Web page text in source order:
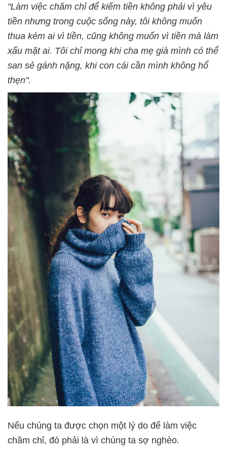
"Làm việc chăm chỉ để kiếm tiền không phải vì yêu
tiền nhưng trong cuộc sống này, tôi không muốn
thua kém ai vì tiền, cũng không muốn vì tiền mà làm
xấu mặt ai. Tôi chỉ mong khi cha mẹ già mình có thể
san sẻ gánh nặng, khi con cái cần mình không hổ
thẹn".
Nếu chúng ta được chọn một lý do để làm việc
chăm chỉ, đó phải là vì chúng ta sợ nghèo.